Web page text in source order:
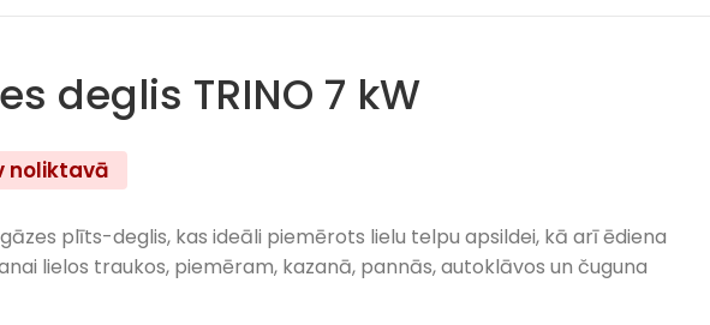
deglis TRINO 7 kW
noliktavā
plīts-deglis, kas ideāli piemērots lielu telpu apsildei, kā arī ēdiena
lielos traukos, piemēram, kazanā, pannās, autoklāvos un čuguna